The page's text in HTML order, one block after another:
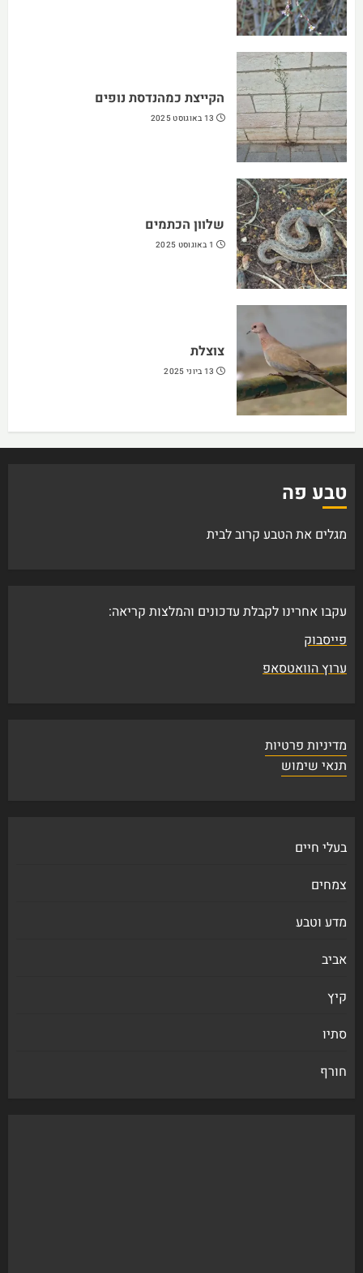
הקייצת כמהנדסת נופים
13 באוגוסט 2025
שלוון הכתמים
1 באוגוסט 2025
צוצלת
13 ביוני 2025
טבע פה
מגלים את הטבע קרוב לבית
עקבו אחרינו לקבלת עדכונים והמלצות קריאה:
פייסבוק
ערוץ הוואטסאפ
מדיניות פרטיות
תנאי שימוש
בעלי חיים
צמחים
מדע וטבע
אביב
קיץ
סתיו
חורף